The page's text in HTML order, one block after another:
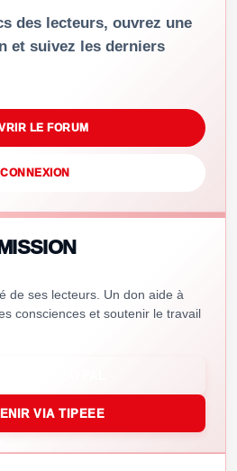
des lecteurs, ouvrez une
et suivez les derniers
LE FORUM
CONNEXION
de ses lecteurs. Un don aide à
consciences et soutenir le travail
VIA TIPEEE